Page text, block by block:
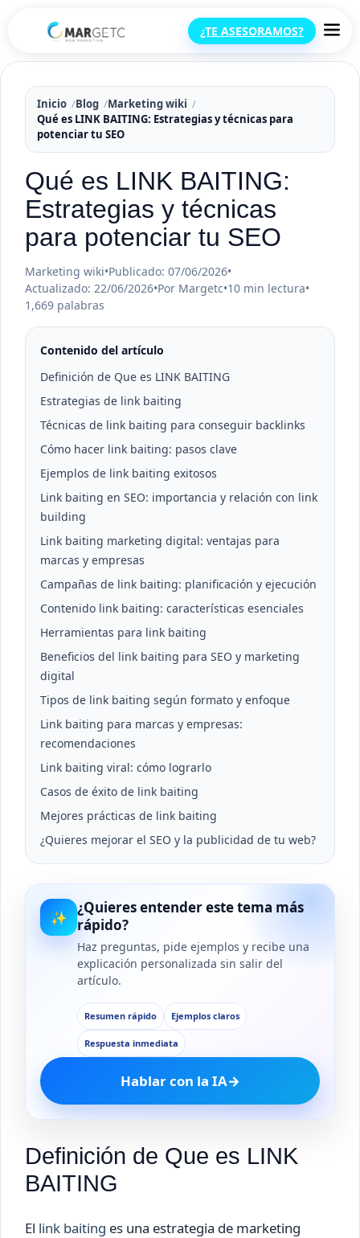
¿TE ASESORAMOS?
Inicio Blog
Marketing wiki
Qué es LINK BAITING: Estrategias y técnicas para
potenciar tu SEO
Qué es LINK BAITING:
Estrategias y técnicas
para potenciar tu SEO
Marketing wiki•Publicado: 07/06/2026•
Actualizado: 22/06/2026•Por Margetc•10 min lectura•
1,669 palabras
Contenido del artículo
Definición de Que es LINK BAITING
Estrategias de link baiting
Técnicas de link baiting para conseguir backlinks
Cómo hacer link baiting: pasos clave
Ejemplos de link baiting exitosos
Link baiting en SEO: importancia y relación con link
building
Link baiting marketing digital: ventajas para
marcas y empresas
Campañas de link baiting: planificación y ejecución
Contenido link baiting: características esenciales
Herramientas para link baiting
Beneficios del link baiting para SEO y marketing
digital
Tipos de link baiting según formato y enfoque
Link baiting para marcas y empresas:
recomendaciones
Link baiting viral: cómo lograrlo
Casos de éxito de link baiting
Mejores prácticas de link baiting
¿Quieres mejorar el SEO y la publicidad de tu web?
✨
¿Quieres entender este tema más
rápido?
Haz preguntas, pide ejemplos y recibe una
explicación personalizada sin salir del
artículo.
Resumen rápido Ejemplos claros
Respuesta inmediata
Hablar con la IA→
Definición de Que es LINK
BAITING
El link baiting es una estrategia de marketing